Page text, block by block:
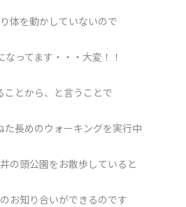
体を動かしていないので
なってます・・・大変！！
ことから、と言うことで
た長めのウォーキングを実行中
の頭公園をお散歩していると
お知り合いができるのです